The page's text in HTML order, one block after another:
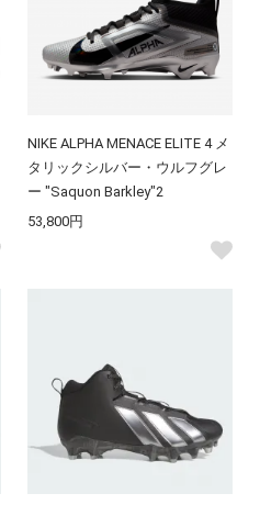
NIKE ALPHA MENACE ELITE 4 メ
タリックシルバー・ウルフグレ
ー "Saquon Barkley"2
53,800円